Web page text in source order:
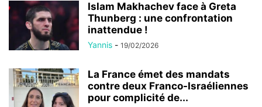
Islam Makhachev face à Greta
Thunberg : une confrontation
inattendue !
Yannis - 19/02/2026
La France émet des mandats
contre deux Franco-Israéliennes
pour complicité de...